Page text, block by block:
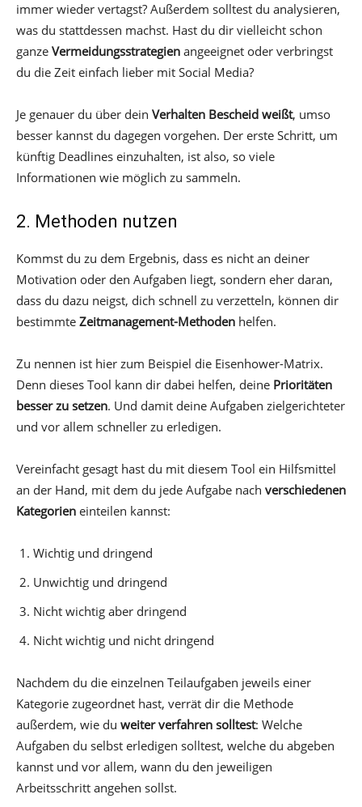
immer wieder vertagst? Außerdem solltest du analysieren,
was du stattdessen machst. Hast du dir vielleicht schon
ganze Vermeidungsstrategien angeeignet oder verbringst
du die Zeit einfach lieber mit Social Media?
Je genauer du über dein Verhalten Bescheid weißt, umso
besser kannst du dagegen vorgehen. Der erste Schritt, um
künftig Deadlines einzuhalten, ist also, so viele
Informationen wie möglich zu sammeln.
2. Methoden nutzen
Kommst du zu dem Ergebnis, dass es nicht an deiner
Motivation oder den Aufgaben liegt, sondern eher daran,
dass du dazu neigst, dich schnell zu verzetteln, können dir
bestimmte Zeitmanagement-Methoden helfen.
Zu nennen ist hier zum Beispiel die Eisenhower-Matrix.
Denn dieses Tool kann dir dabei helfen, deine Prioritäten
besser zu setzen. Und damit deine Aufgaben zielgerichteter
und vor allem schneller zu erledigen.
Vereinfacht gesagt hast du mit diesem Tool ein Hilfsmittel
an der Hand, mit dem du jede Aufgabe nach verschiedenen
Kategorien einteilen kannst:
Wichtig und dringend
Unwichtig und dringend
Nicht wichtig aber dringend
Nicht wichtig und nicht dringend
Nachdem du die einzelnen Teilaufgaben jeweils einer
Kategorie zugeordnet hast, verrät dir die Methode
außerdem, wie du weiter verfahren solltest: Welche
Aufgaben du selbst erledigen solltest, welche du abgeben
kannst und vor allem, wann du den jeweiligen
Arbeitsschritt angehen sollst.